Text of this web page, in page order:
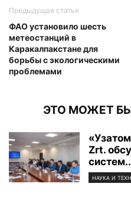
Предыдущая статья
ФАО установило шесть
метеостанций в
Каракалпакстане для
борьбы с экологическими
проблемами
ЭТО МОЖЕТ
Zrt.
НАУКА И